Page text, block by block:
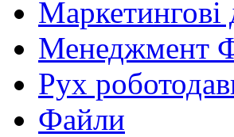
Маркетингові
Менеджмент
Рух
Файли